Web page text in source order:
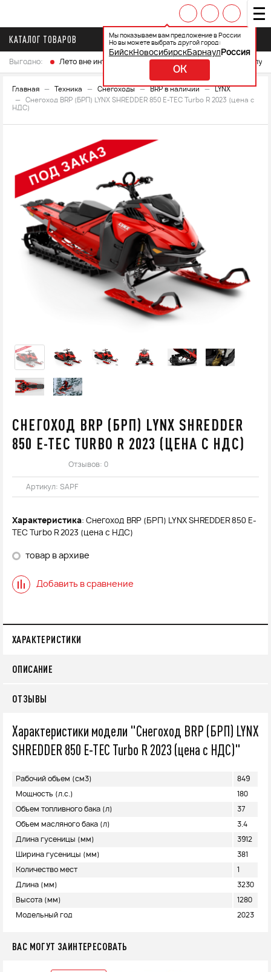
Мы показываем вам предложение в России
Но вы можете выбрать другой город:
БийскНовосибирскБарнаул Россия
OK
КАТАЛОГ ТОВАРОВ
Выгодно: Лето вне интренета Выберите свой мотоцикл и
Главная Техника Снегоходы BRP в наличии
LYNX
Снегоход BRP (БРП) LYNX SHREDDER 850 E-TEC Turbo R 2023 (цена с
НДС)
СНЕГОХОД BRP (БРП) LYNX SHREDDER
850 E-TEC TURBO R 2023 (ЦЕНА С НДС)
Отзывов: 0
Артикул: SAPF
Характеристика: Снегоход BRP (БРП) LYNX SHREDDER 850 E-
TEC Turbo R 2023 (цена с НДС)
товар в архиве
Добавить в сравнение
ХАРАКТЕРИСТИКИ
ОПИСАНИЕ
ОТЗЫВЫ
Характеристики модели "Снегоход BRP (БРП) LYNX
SHREDDER 850 E-TEC Turbo R 2023 (цена с НДС)"
Рабочий объем (см3) 849
Мощность (л.с.) 180
Объем топливного бака (л) 37
Объем масляного бака (л) 3.4
Длина гусеницы (мм) 3912
Ширина гусеницы (мм) 381
Количество мест 1
Длина (мм) 3230
Высота (мм) 1280
Модельный год 2023
ВАС МОГУТ ЗАИНТЕРЕСОВАТЬ